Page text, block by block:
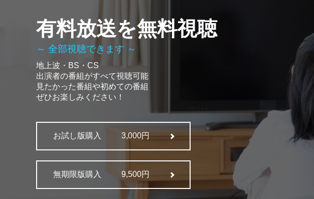
有料放送を無料視聴
～ 全部視聴できます ～
地上波・BS・CS
出演者の番組がすべて視聴可能
見たかった番組や初めての番組
ぜひお楽しみください！
お試し版購入 3,000円
無期限版購入 9,500円